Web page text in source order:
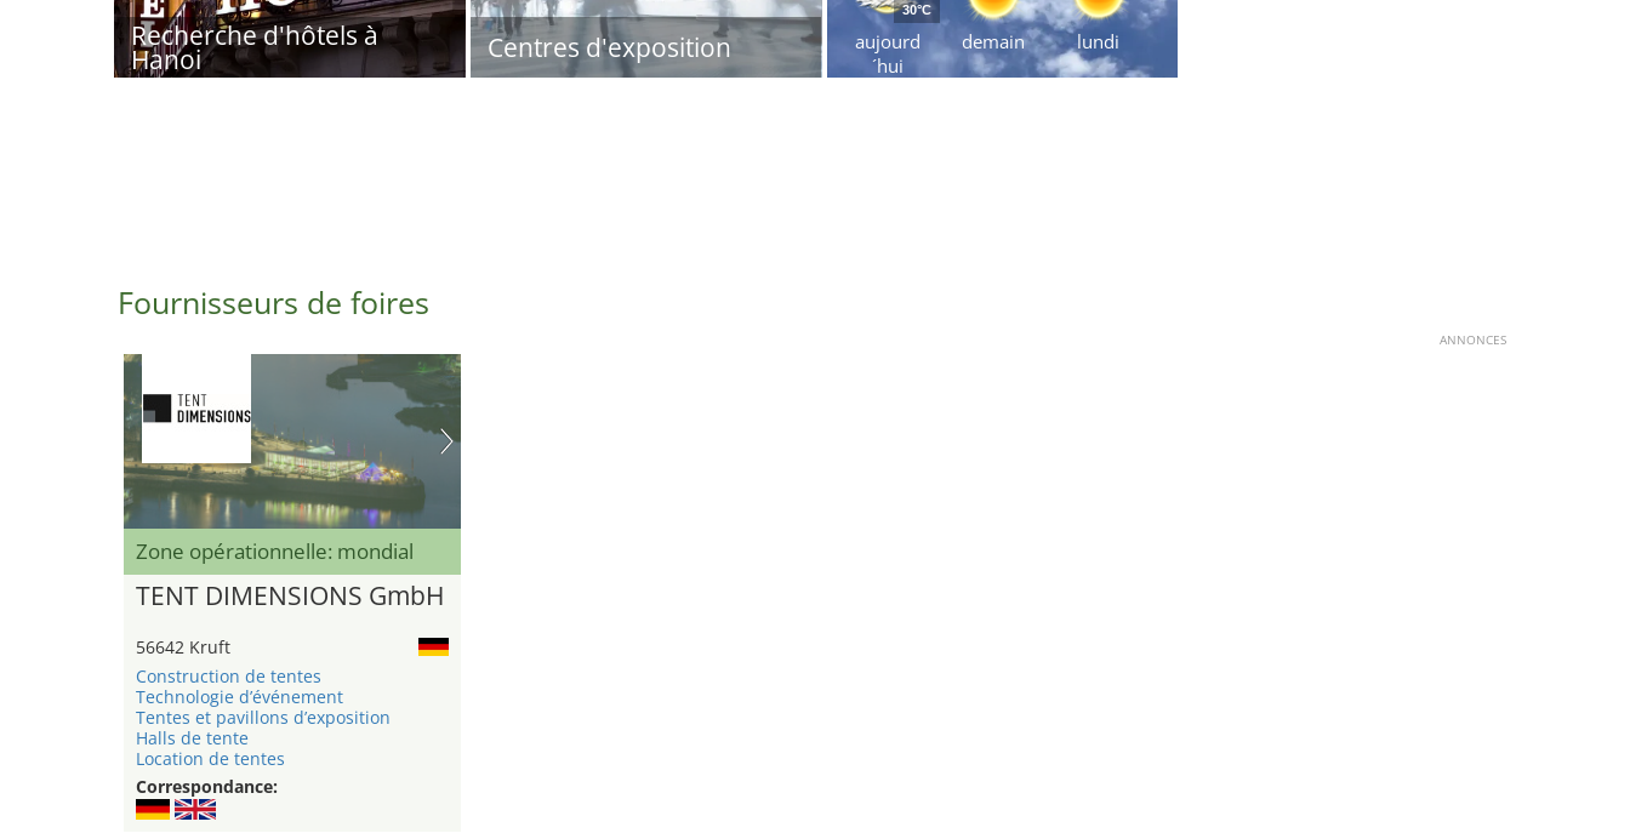
Recherche d'hôtels à
Hanoi Centres d'exposition
aujourd
´hui
30°C
demain lundi
Fournisseurs de foires
ANNONCES
Zone opérationnelle: mondial
TENT DIMENSIONS GmbH
56642 Kruft
Construction de tentes
Technologie d’événement
Tentes et pavillons d’exposition
Halls de tente
Location de tentes
Correspondance: